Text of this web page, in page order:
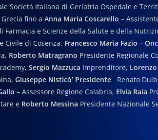
Società Italiana di Geriatria Ospedale e
fino a Anna Maria Coscarello –
Farmacia e Scienze della Salute e della
Civile di Cosenza, Francesco Maria Fazio –
Roberto Matragrano Presidente Regionale
Sergio Mazzuca Imprenditore,
Giuseppe Nisticò’ Presidente Renato
– Assessore Regione Calabria, Elvia Raia
e Roberto Messina Presidente Nazionale